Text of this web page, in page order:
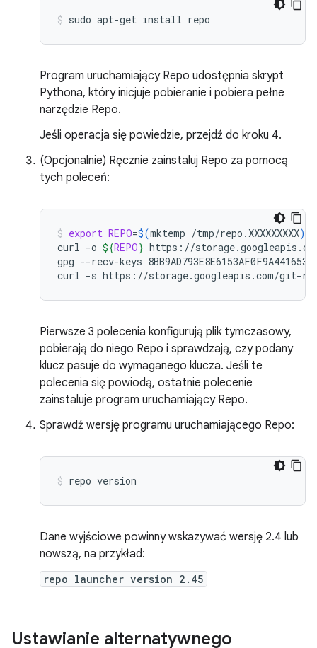
sudo apt-get install repo
Program uruchamiający Repo udostępnia skrypt
Pythona, który inicjuje pobieranie i pobiera pełne
narzędzie Repo.
Jeśli operacja się powiedzie, przejdź do kroku 4.
(Opcjonalnie) Ręcznie zainstaluj Repo za pomocą
tych poleceń:
export REPO=$(mktemp /tmp/repo.XXXXXXXXX)
curl -o ${REPO} https://
gpg --recv-keys
curl -s https://storage.googleapis.com/git-
Pierwsze 3 polecenia konfigurują plik tymczasowy,
pobierają do niego Repo i sprawdzają, czy podany
klucz pasuje do wymaganego klucza. Jeśli te
polecenia się powiodą, ostatnie polecenie
zainstaluje program uruchamiający Repo.
Sprawdź wersję programu uruchamiającego Repo:
repo version
Dane wyjściowe powinny wskazywać wersję 2.4 lub
nowszą, na przykład:
repo launcher version 2.45
Ustawianie alternatywnego